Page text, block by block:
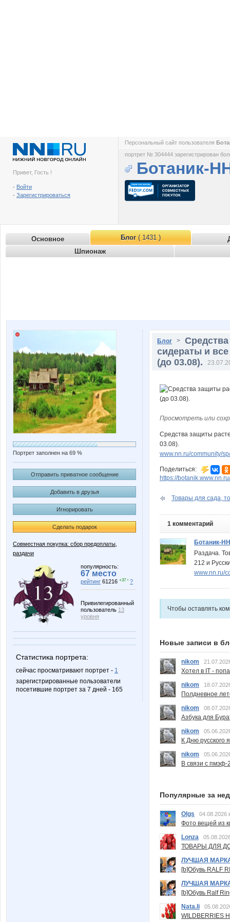
Привет, Гость !
- Войти
- Зарегистрироваться
Персональный сайт пользователя
портрет № 304444 зарегистрирован
Ботаник-
Основное Блог( 1431 )
Шпионаж
Портрет заполнен на 69 %
Отправить приватное сообщение
Добавить в друзья
Игнорировать
Сделать подарок
Совместная покупка: сбор предоплаты,
раздачи
популярность:
67 место
рейтинг 61216 +37 ↑ ?
Привилегированный
пользователь 13
уровня
Статистика портрета:
сейчас просматривают портрет - 1
зарегистрированные пользователи
посетившие портрет за 7 дней - 165
Блог >
сидераты и
(до 03.08).
Просмотреть или
Средства защиты
03.08).
www.nn.ru/community/
Поделиться:
https://botanik.www.nn.ru/
Товары для сада,
1 комментарий
Ботаник-НН
Раздача.
212 и
www.nn.ru/
Чтобы оставлять
Новые записи в
nikom
Хотел в IT -
nikom
Полдневное
nikom
Азбука для
nikom
К Дню русского
nikom
В связи с пмэф-
Популярные за
Olgs 04.08.2026
Фото вещей из
Lonza
ТОВАРЫ ДЛЯ
ЛУЧШАЯ
[b]Обувь RALF
ЛУЧШАЯ
[b]Обувь Ralf
Nata.li